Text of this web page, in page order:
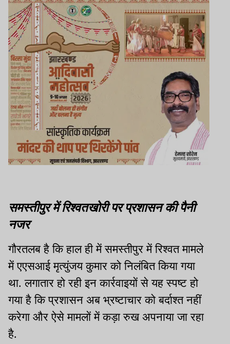
समस्तीपुर में रिश्वतखोरी पर प्रशासन की पैनी
नजर
गौरतलब है कि हाल ही में समस्तीपुर में रिश्वत मामले
में एएसआई मृत्युंजय कुमार को निलंबित किया गया
था. लगातार हो रही इन कार्रवाइयों से यह स्पष्ट हो
गया है कि प्रशासन अब भ्रष्टाचार को बर्दाश्त नहीं
करेगा और ऐसे मामलों में कड़ा रुख अपनाया जा रहा
है.